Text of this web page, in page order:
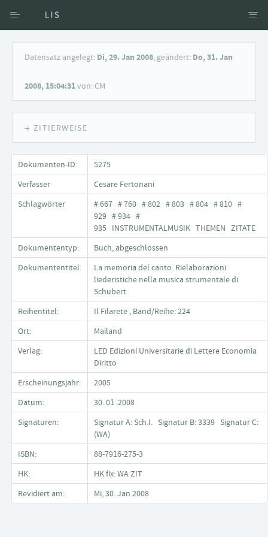
Zugang über Verfasser
Suche nach Schlagwort
Datensatz angelegt: Di, 29. Jan 2008, geändert: Do, 31. Jan
2008, 15:04:31von: CM
→ ZITIERWEISE
Dokumenten-ID:
5275
Verfasser
Cesare Fertonani
Schlagwörter
# 667 # 760 # 802 # 803 # 804 # 810 #
929 # 934 #
935 INSTRUMENTALMUSIK THEMEN ZITATE
Dokumententyp:
Buch, abgeschlossen
Dokumententitel:
La memoria del canto. Rielaborazioni
liederistiche nella musica strumentale di
Schubert
Reihentitel:
Il Filarete , Band/Reihe: 224
Ort:
Mailand
Verlag:
LED Edizioni Universitarie di Lettere Economia
Diritto
Erscheinungsjahr:
2005
Datum:
30. 01 .2008
Signaturen:
Signatur A: Sch.I. Signatur B: 3339 Signatur C:
(WA)
ISBN:
88-7916-275-3
HK:
HK fix: WA ZIT
Revidiert am:
Mi, 30. Jan 2008